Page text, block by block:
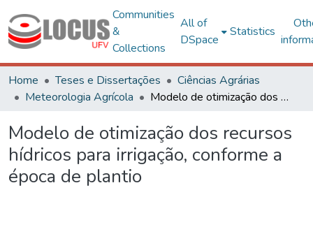
Communities
&
Collections
All of
DSpace
Statistics
Home Teses e Dissertações
Ciências Agrárias
Meteorologia Agrícola
Modelo de otimização dos recursos hídricos para irrigação, conforme a época de plantio
Modelo de otimização dos recursos
hídricos para irrigação, conforme a
época de plantio